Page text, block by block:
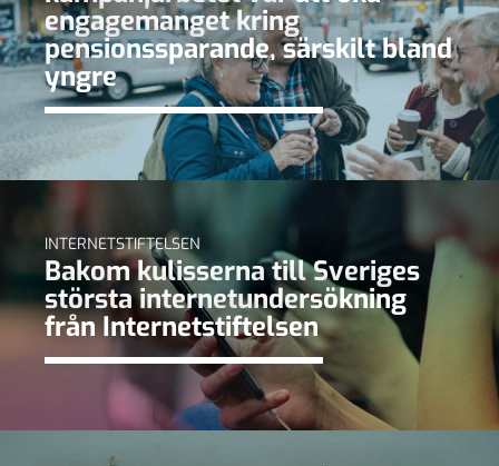
engagemanget kring
pensionssparande, särskilt bland
yngre
INTERNETSTIFTELSEN
Bakom kulisserna till Sveriges
största internetundersökning
från Internetstiftelsen